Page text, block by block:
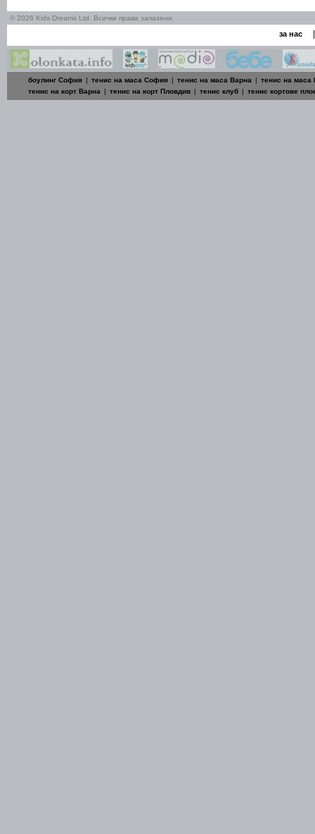
© 2026 Kids Dreams Ltd. Всички права запазени.
за нас |
боулинг София | тенис на маса София | тенис на маса Варна | тенис на маса
тенис на корт Варна
| тенис на корт Пловдив | тенис клуб | тенис кортове